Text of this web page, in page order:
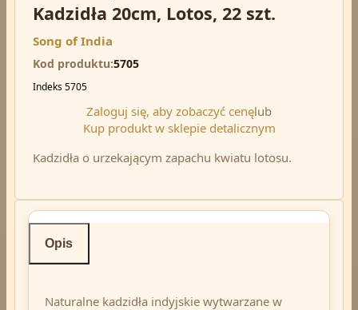
Kadzidła 20cm, Lotos, 22 szt.
Song of India
Kod produktu 5705
Indeks 5705
Zaloguj się, aby zobaczyć cenęlub
Kup produkt w sklepie detalicznym
Kadzidła o urzekającym zapachu kwiatu lotosu.
Opis
Naturalne kadzidła indyjskie wytwarzane w